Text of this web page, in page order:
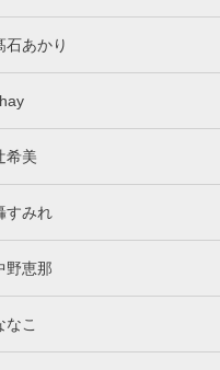
石あかり
希美
すみれ
野恵那
なこ